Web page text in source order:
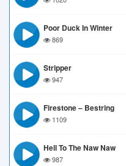
Poor Duck In Winter
869
Stripper
947
Firestone – Bestring
1109
Hell To The Naw Naw
987